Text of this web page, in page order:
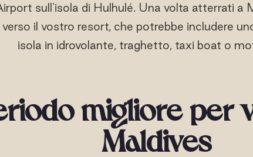
sull'isola di Hulhulé. Una volta atterrati a
il vostro resort, che potrebbe includere
isola in idrovolante, traghetto, taxi boat o
migliore per
Maldives